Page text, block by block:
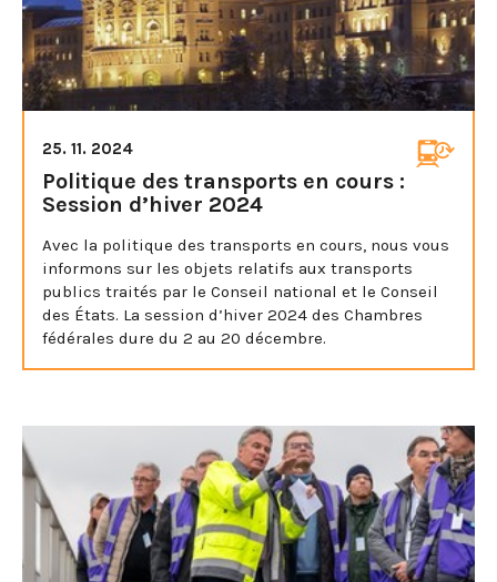
25. 11. 2024
Politique des transports en cours :
Session d’hiver 2024
Avec la politique des transports en cours, nous vous
informons sur les objets relatifs aux transports
publics traités par le Conseil national et le Conseil
des États. La session d’hiver 2024 des Chambres
fédérales dure du 2 au 20 décembre.